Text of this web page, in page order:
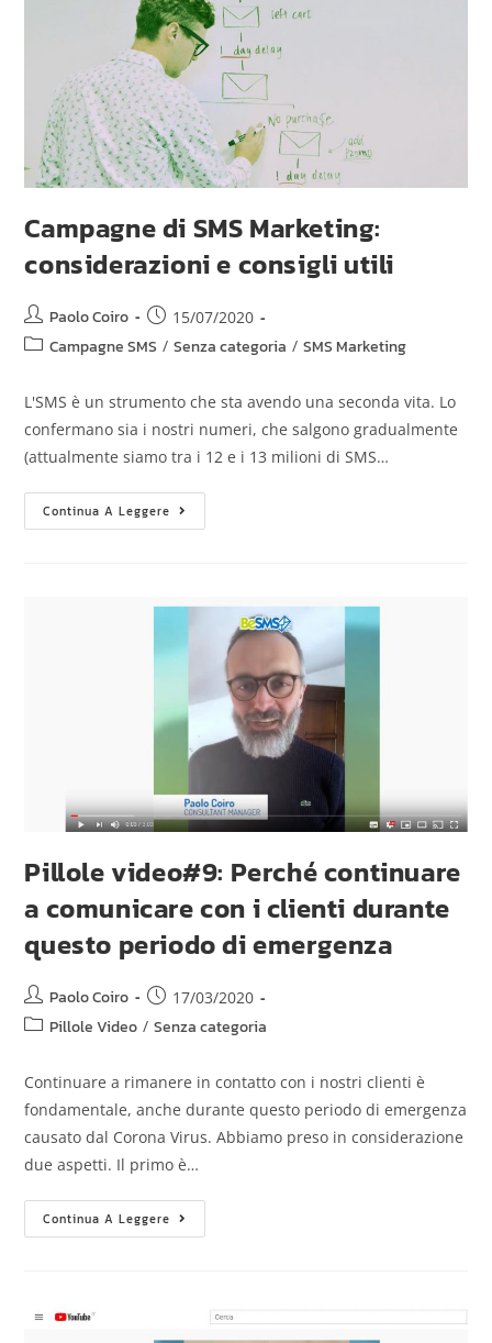
Campagne di SMS Marketing:
considerazioni e consigli utili
Paolo Coiro 15/07/2020
Campagne SMS / Senza categoria / SMS Marketing
L'SMS è un strumento che sta avendo una seconda vita. Lo
confermano sia i nostri numeri, che salgono gradualmente
(attualmente siamo tra i 12 e i 13 milioni di SMS…
Continua A Leggere
Pillole video#9: Perché continuare
a comunicare con i clienti durante
questo periodo di emergenza
Paolo Coiro 17/03/2020
Pillole Video / Senza categoria
Continuare a rimanere in contatto con i nostri clienti è
fondamentale, anche durante questo periodo di emergenza
causato dal Corona Virus. Abbiamo preso in considerazione
due aspetti. Il primo è…
Continua A Leggere